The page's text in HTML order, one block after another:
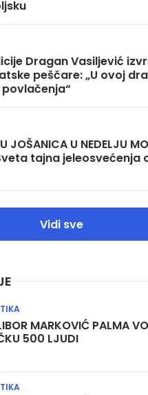
Dragan Vasiljević
peščare: „U ovoj
JOŠANICA U NEDELJU
tajna jeleosvećenja
Vidi sve
MARKOVIĆ PALMA
500 LJUDI